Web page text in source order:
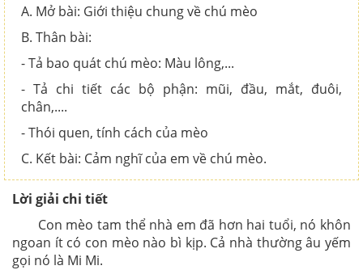
A. Mở bài: Giới thiệu chung về chú mèo
B. Thân bài:
- Tả bao quát chú mèo: Màu lông,...
- Tả chi tiết các bộ phận: mũi, đầu, mắt, đuôi,
chân,....
- Thói quen, tính cách của mèo
C. Kết bài: Cảm nghĩ của em về chú mèo.
Lời giải chi tiết
Con mèo tam thể nhà em đã hơn hai tuổi, nó khôn
ngoan ít có con mèo nào bì kịp. Cả nhà thường âu yếm
gọi nó là Mi Mi.